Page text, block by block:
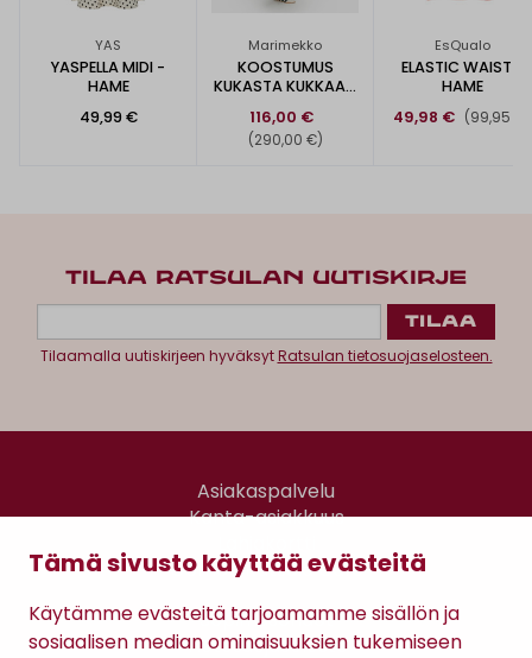
Tämä sivusto käyttää evästeitä
Käytämme evästeitä tarjoamamme sisällön ja
sosiaalisen median ominaisuuksien tukemiseen
YAS
YASPELLA MIDI -
HAME
49,99 €
Marimekko
KOOSTUMUS
KUKASTA KUKKAAN
116,00 €
(290,00 €)
EsQualo
ELASTIC WAIST -
HAME
49,98 € (99,95 €)
TILAA RATSULAN UUTISKIRJE
Tilaamalla uutiskirjeen hyväksytRatsulan tietosuojaselosteen.
Asiakaspalvelu
Kanta-asiakkuus
Gomee Ratsula Café
Sopimusehdot
Tietosuojaseloste